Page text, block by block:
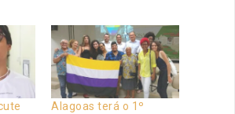
Alagoas terá o 1º